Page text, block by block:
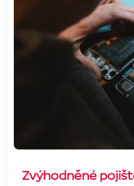
Zvýhodněné